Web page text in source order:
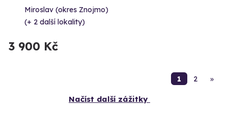
Miroslav (okres Znojmo)
(+ 2 další lokality)
3 900 Kč
1 2 »
Načíst další zážitky